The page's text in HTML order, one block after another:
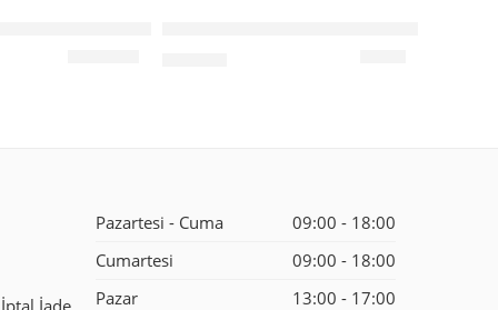
Pazartesi - Cuma
09:00 - 18:00
Cumartesi
09:00 - 18:00
Pazar
13:00 - 17:00